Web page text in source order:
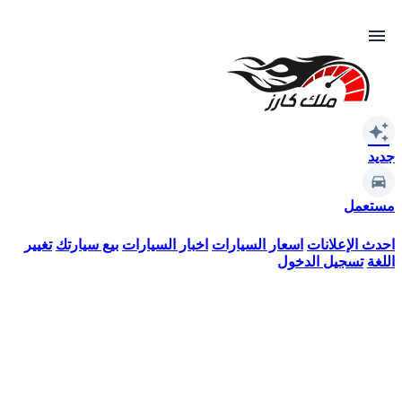
menu
auto_awesome
جديد
مستعمل
احدث الإعلانات اسعار السيارات اخبار السيارات بيع سيارتك تغيير
اللغة تسجيل الدخول